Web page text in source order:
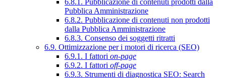
6.8.1. Pubblicazione di contenuti prodotti dalla
Pubblica Amministrazione
6.8.2. Pubblicazione di contenuti non prodotti
dalla Pubblica Amministrazione
6.8.3. Consenso dei soggetti ritratti
6.9. Ottimizzazione per i motori di ricerca (SEO)
6.9.1. I fattori on-page
6.9.2. I fattori off-page
6.9.3. Strumenti di diagnostica SEO: Search